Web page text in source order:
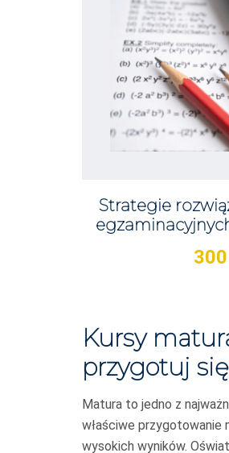
Strategie
300
Kursy
przygotuj
Matura to jedno z
właściwe przygotowanie
wysokich wyników.